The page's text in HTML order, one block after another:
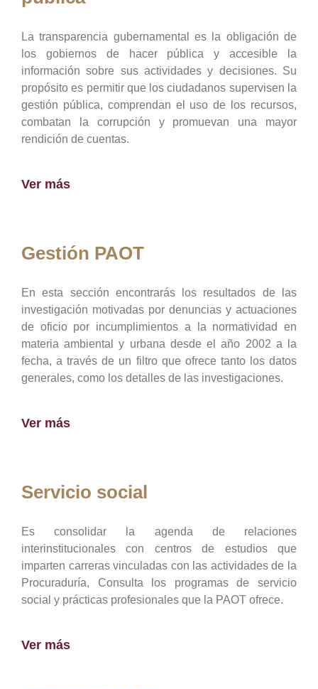
La transparencia gubernamental es la obligación de
los gobiernos de hacer pública y accesible la
información sobre sus actividades y decisiones. Su
propósito es permitir que los ciudadanos supervisen la
gestión pública, comprendan el uso de los recursos,
combatan la corrupción y promuevan una mayor
rendición de cuentas.
Ver más
Gestión PAOT
En esta sección encontrarás los resultados de las
investigación motivadas por denuncias y actuaciones
de oficio por incumplimientos a la normatividad en
materia ambiental y urbana desde el año 2002 a la
fecha, a través de un filtro que ofrece tanto los datos
generales, como los detalles de las investigaciones.
Ver más
Servicio social
Es consolidar la agenda de relaciones
interinstitucionales con centros de estudios que
imparten carreras vinculadas con las actividades de la
Procuraduría, Consulta los programas de servicio
social y prácticas profesionales que la PAOT ofrece.
Ver más